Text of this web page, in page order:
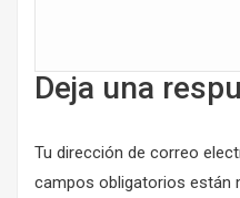
Deja una
Tu dirección de correo
campos obligatorios están